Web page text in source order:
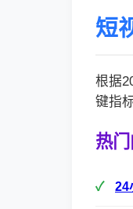
短
根据
键指标
热
24